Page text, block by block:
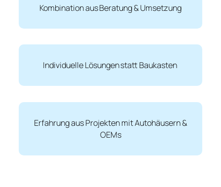
Kombination aus Beratung & Umsetzung
Individuelle Lösungen statt Baukasten
Erfahrung aus Projekten mit Autohäusern &
OEMs